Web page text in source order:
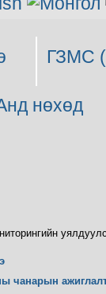
ГЗМС
нөхөд
чанарын